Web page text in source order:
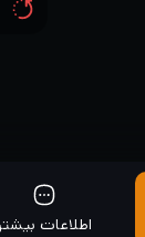
اطلاعات بیشتر